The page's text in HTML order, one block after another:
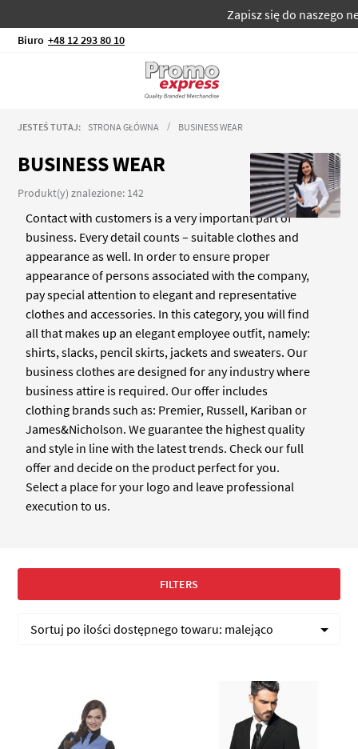
Zapisz się do naszego
Biuro +48 12 293 80 10
JESTEŚ TUTAJ: STRONA GŁÓWNA BUSINESS WEAR
BUSINESS WEAR
Produkt(y) znalezione: 142
Contact with customers is a very important part of
business. Every detail counts – suitable clothes and
appearance as well. In order to ensure proper
appearance of persons associated with the company,
pay special attention to elegant and representative
clothes and accessories. In this category, you will find
all that makes up an elegant employee outfit, namely:
shirts, slacks, pencil skirts, jackets and sweaters. Our
business clothes are designed for any industry where
business attire is required. Our offer includes
clothing brands such as: Premier, Russell, Kariban or
James&Nicholson. We guarantee the highest quality
and style in line with the latest trends. Check our full
offer and decide on the product perfect for you.
Select a place for your logo and leave professional
execution to us.
FILTERS
Sortuj po ilości dostępnego towaru: malejąco